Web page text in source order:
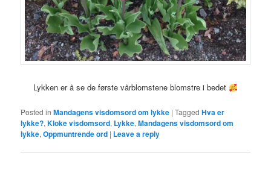
Lykken er å se de første vårblomstene blomstre i bedet
Posted in Mandagens visdomsord om lykke |Tagged Hva er
lykke?,Kloke visdomsord, Lykke,Mandagens visdomsord om
lykke,Oppmuntrende ord | Leave a reply